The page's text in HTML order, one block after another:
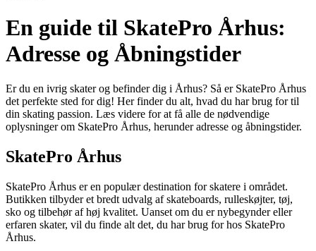
En guide til SkatePro Århus:
Adresse og Åbningstider
Er du en ivrig skater og befinder dig i Århus? Så er SkatePro Århus
det perfekte sted for dig! Her finder du alt, hvad du har brug for til
din skating passion. Læs videre for at få alle de nødvendige
oplysninger om SkatePro Århus, herunder adresse og åbningstider.
SkatePro Århus
SkatePro Århus er en populær destination for skatere i området.
Butikken tilbyder et bredt udvalg af skateboards, rulleskøjter, tøj,
sko og tilbehør af høj kvalitet. Uanset om du er nybegynder eller
erfaren skater, vil du finde alt det, du har brug for hos SkatePro
Århus.